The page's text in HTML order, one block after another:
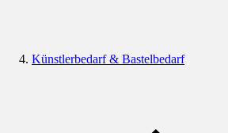
Künstlerbedarf & Bastelbedarf